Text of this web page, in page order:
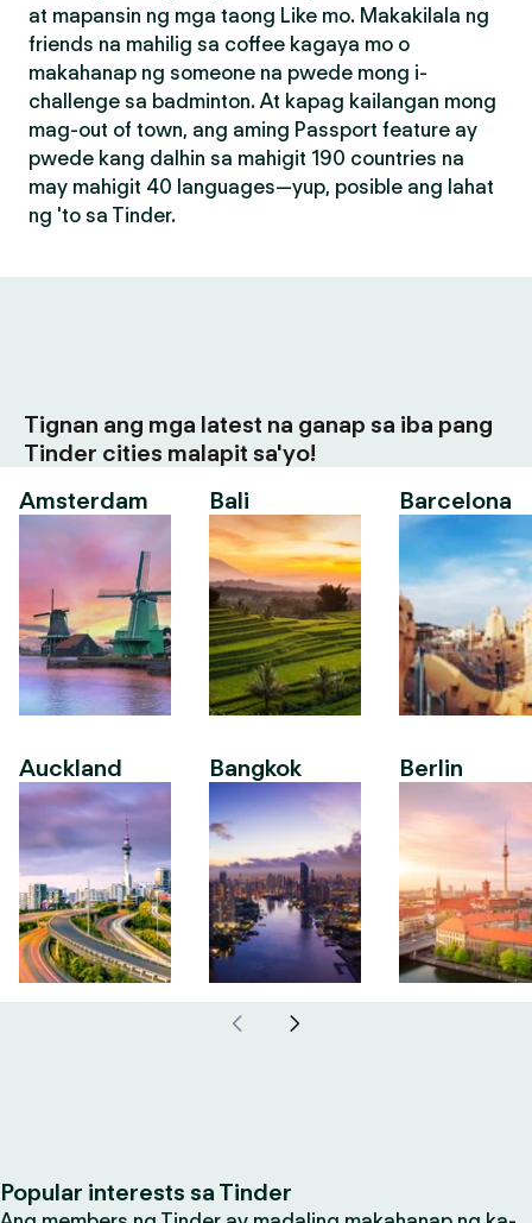
at mapansin ng mga taong Like mo. Makakilala ng
friends na mahilig sa coffee kagaya mo o
makahanap ng someone na pwede mong i-
challenge sa badminton. At kapag kailangan mong
mag-out of town, ang aming Passport feature ay
pwede kang dalhin sa mahigit 190 countries na
may mahigit 40 languages—yup, posible ang lahat
ng 'to sa Tinder.
Tignan ang mga latest na ganap sa iba pang
Tinder cities malapit sa'yo!
Amsterdam
Auckland
Bali
Bangkok
Barcelona
Berlin
Popular interests sa Tinder